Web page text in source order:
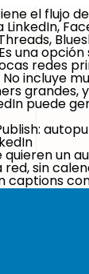
el flujo
una opción
redes
No incluye
grandes,
puede
quieren un
sin
captions